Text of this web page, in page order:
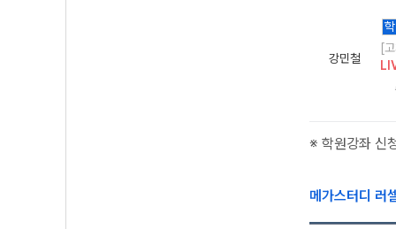
강민철
학
[
※ 학원강좌 신
메가스터디 러